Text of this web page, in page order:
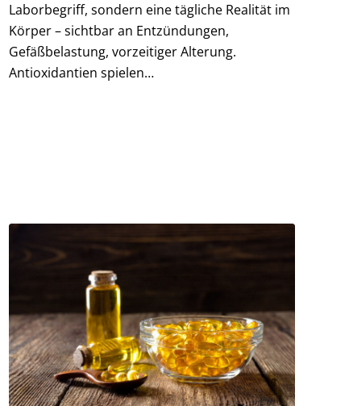
Laborbegriff, sondern eine tägliche Realität im
Körper – sichtbar an Entzündungen,
Gefäßbelastung, vorzeitiger Alterung.
Antioxidantien spielen…